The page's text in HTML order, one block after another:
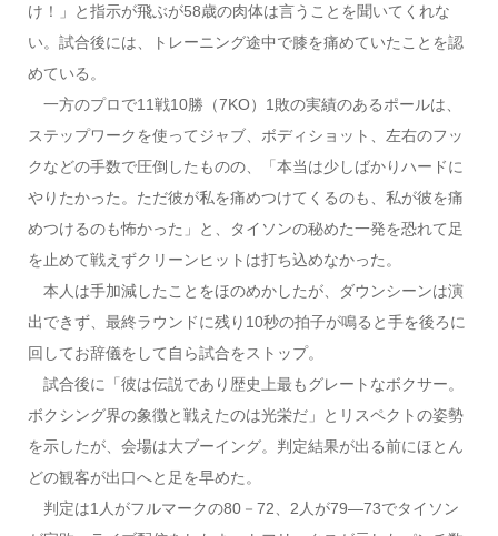
け！」と指示が飛ぶが58歳の肉体は言うことを聞いてくれな
い。試合後には、トレーニング途中で膝を痛めていたことを認
めている。
一方のプロで11戦10勝（7KO）1敗の実績のあるポールは、
ステップワークを使ってジャブ、ボディショット、左右のフッ
クなどの手数で圧倒したものの、「本当は少しばかりハードに
やりたかった。ただ彼が私を痛めつけてくるのも、私が彼を痛
めつけるのも怖かった」と、タイソンの秘めた一発を恐れて足
を止めて戦えずクリーンヒットは打ち込めなかった。
本人は手加減したことをほのめかしたが、ダウンシーンは演
出できず、最終ラウンドに残り10秒の拍子が鳴ると手を後ろに
回してお辞儀をして自ら試合をストップ。
試合後に「彼は伝説であり歴史上最もグレートなボクサー。
ボクシング界の象徴と戦えたのは光栄だ」とリスペクトの姿勢
を示したが、会場は大ブーイング。判定結果が出る前にほとん
どの観客が出口へと足を早めた。
判定は1人がフルマークの80－72、2人が79―73でタイソン